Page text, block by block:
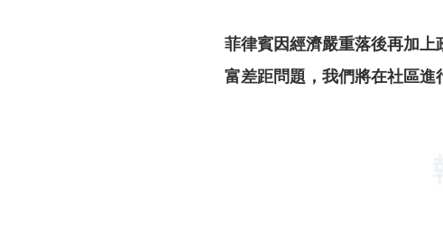
菲律賓因經濟嚴重落後再加
富差距問題，我們將在社區進